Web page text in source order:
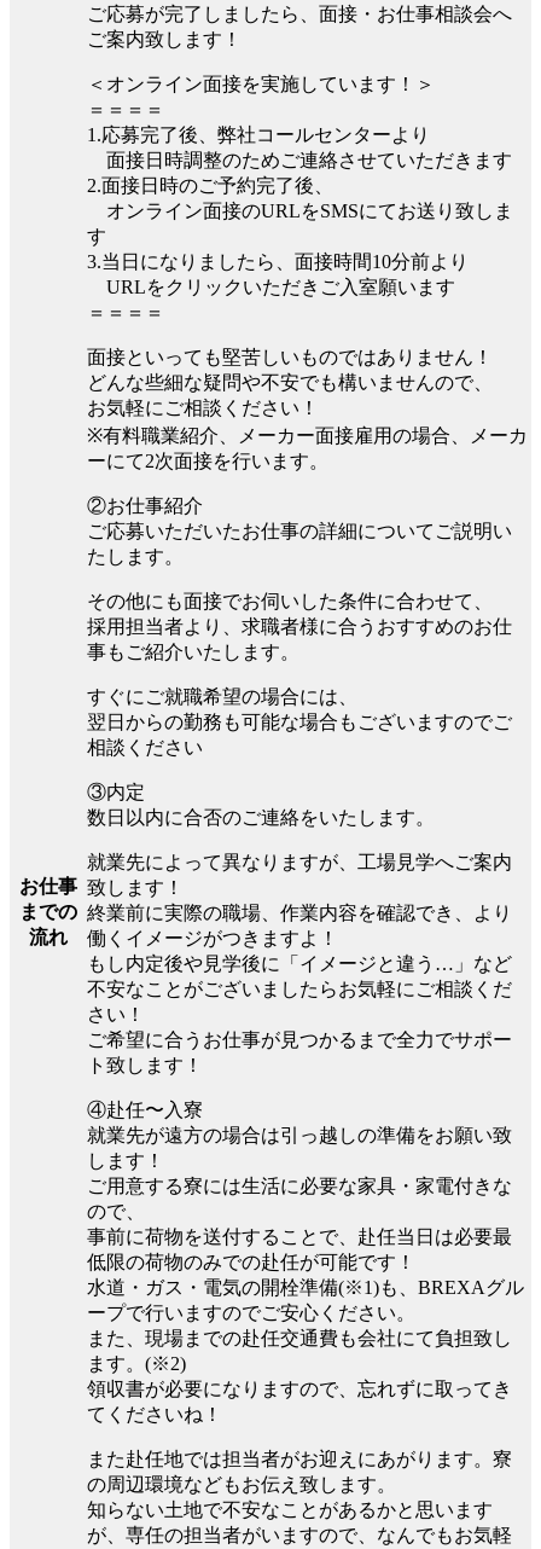
お仕事
までの
流れ
ご応募が完了しましたら、面接・お仕事相談会へ
ご案内致します！
＜オンライン面接を実施しています！＞
＝＝＝＝
1.応募完了後、弊社コールセンターより
面接日時調整のためご連絡させていただきます
2.面接日時のご予約完了後、
オンライン面接のURLをSMSにてお送り致しま
す
3.当日になりましたら、面接時間10分前より
URLをクリックいただきご入室願います
＝＝＝＝
面接といっても堅苦しいものではありません！
どんな些細な疑問や不安でも構いませんので、
お気軽にご相談ください！
※有料職業紹介、メーカー面接雇用の場合、メーカ
ーにて2次面接を行います。
②お仕事紹介
ご応募いただいたお仕事の詳細についてご説明い
たします。
その他にも面接でお伺いした条件に合わせて、
採用担当者より、求職者様に合うおすすめのお仕
事もご紹介いたします。
すぐにご就職希望の場合には、
翌日からの勤務も可能な場合もございますのでご
相談ください
③内定
数日以内に合否のご連絡をいたします。
就業先によって異なりますが、工場見学へご案内
致します！
終業前に実際の職場、作業内容を確認でき、より
働くイメージがつきますよ！
もし内定後や見学後に「イメージと違う…」など
不安なことがございましたらお気軽にご相談くだ
さい！
ご希望に合うお仕事が見つかるまで全力でサポー
ト致します！
④赴任〜入寮
就業先が遠方の場合は引っ越しの準備をお願い致
します！
ご用意する寮には生活に必要な家具・家電付きな
ので、
事前に荷物を送付することで、赴任当日は必要最
低限の荷物のみでの赴任が可能です！
水道・ガス・電気の開栓準備(※1)も、BREXAグル
ープで行いますのでご安心ください。
また、現場までの赴任交通費も会社にて負担致し
ます。(※2)
領収書が必要になりますので、忘れずに取ってき
てくださいね！
また赴任地では担当者がお迎えにあがります。寮
の周辺環境などもお伝え致します。
知らない土地で不安なことがあるかと思います
が、専任の担当者がいますので、なんでもお気軽